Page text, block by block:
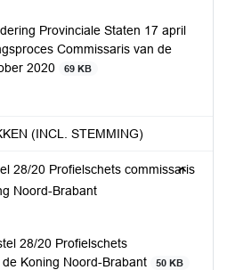
Provinciale Staten 17 april
Commissaris van de
2020
69 KB
(INCL. STEMMING)
28/20 Profielschets commissaris
Noord-Brabant
28/20 Profielschets
Koning Noord-Brabant
50 KB